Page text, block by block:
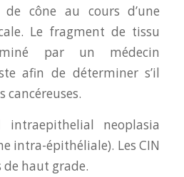
cône au cours d’une
Le fragment de tissu
par un médecin
afin de déterminer s’il
cancéreuses.
neoplasia
intra-épithéliale). Les CIN
de haut grade.